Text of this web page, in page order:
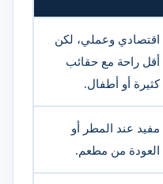
اقتصادي وعملي، لكن
أقل راحة مع حقائب
كثيرة أو أطفال.
مفيد عند المطر أو
العودة من مطعم.